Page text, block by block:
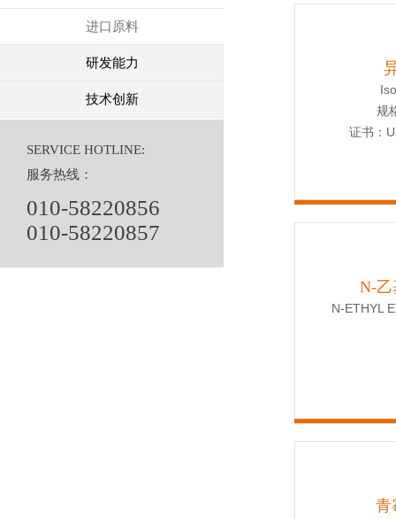
进口原料
研发能力
技术创新
SERVICE HOTLINE:
服务热线：
010-58220856
010-58220857
规
证书：
N-乙
N-ETHYL
青